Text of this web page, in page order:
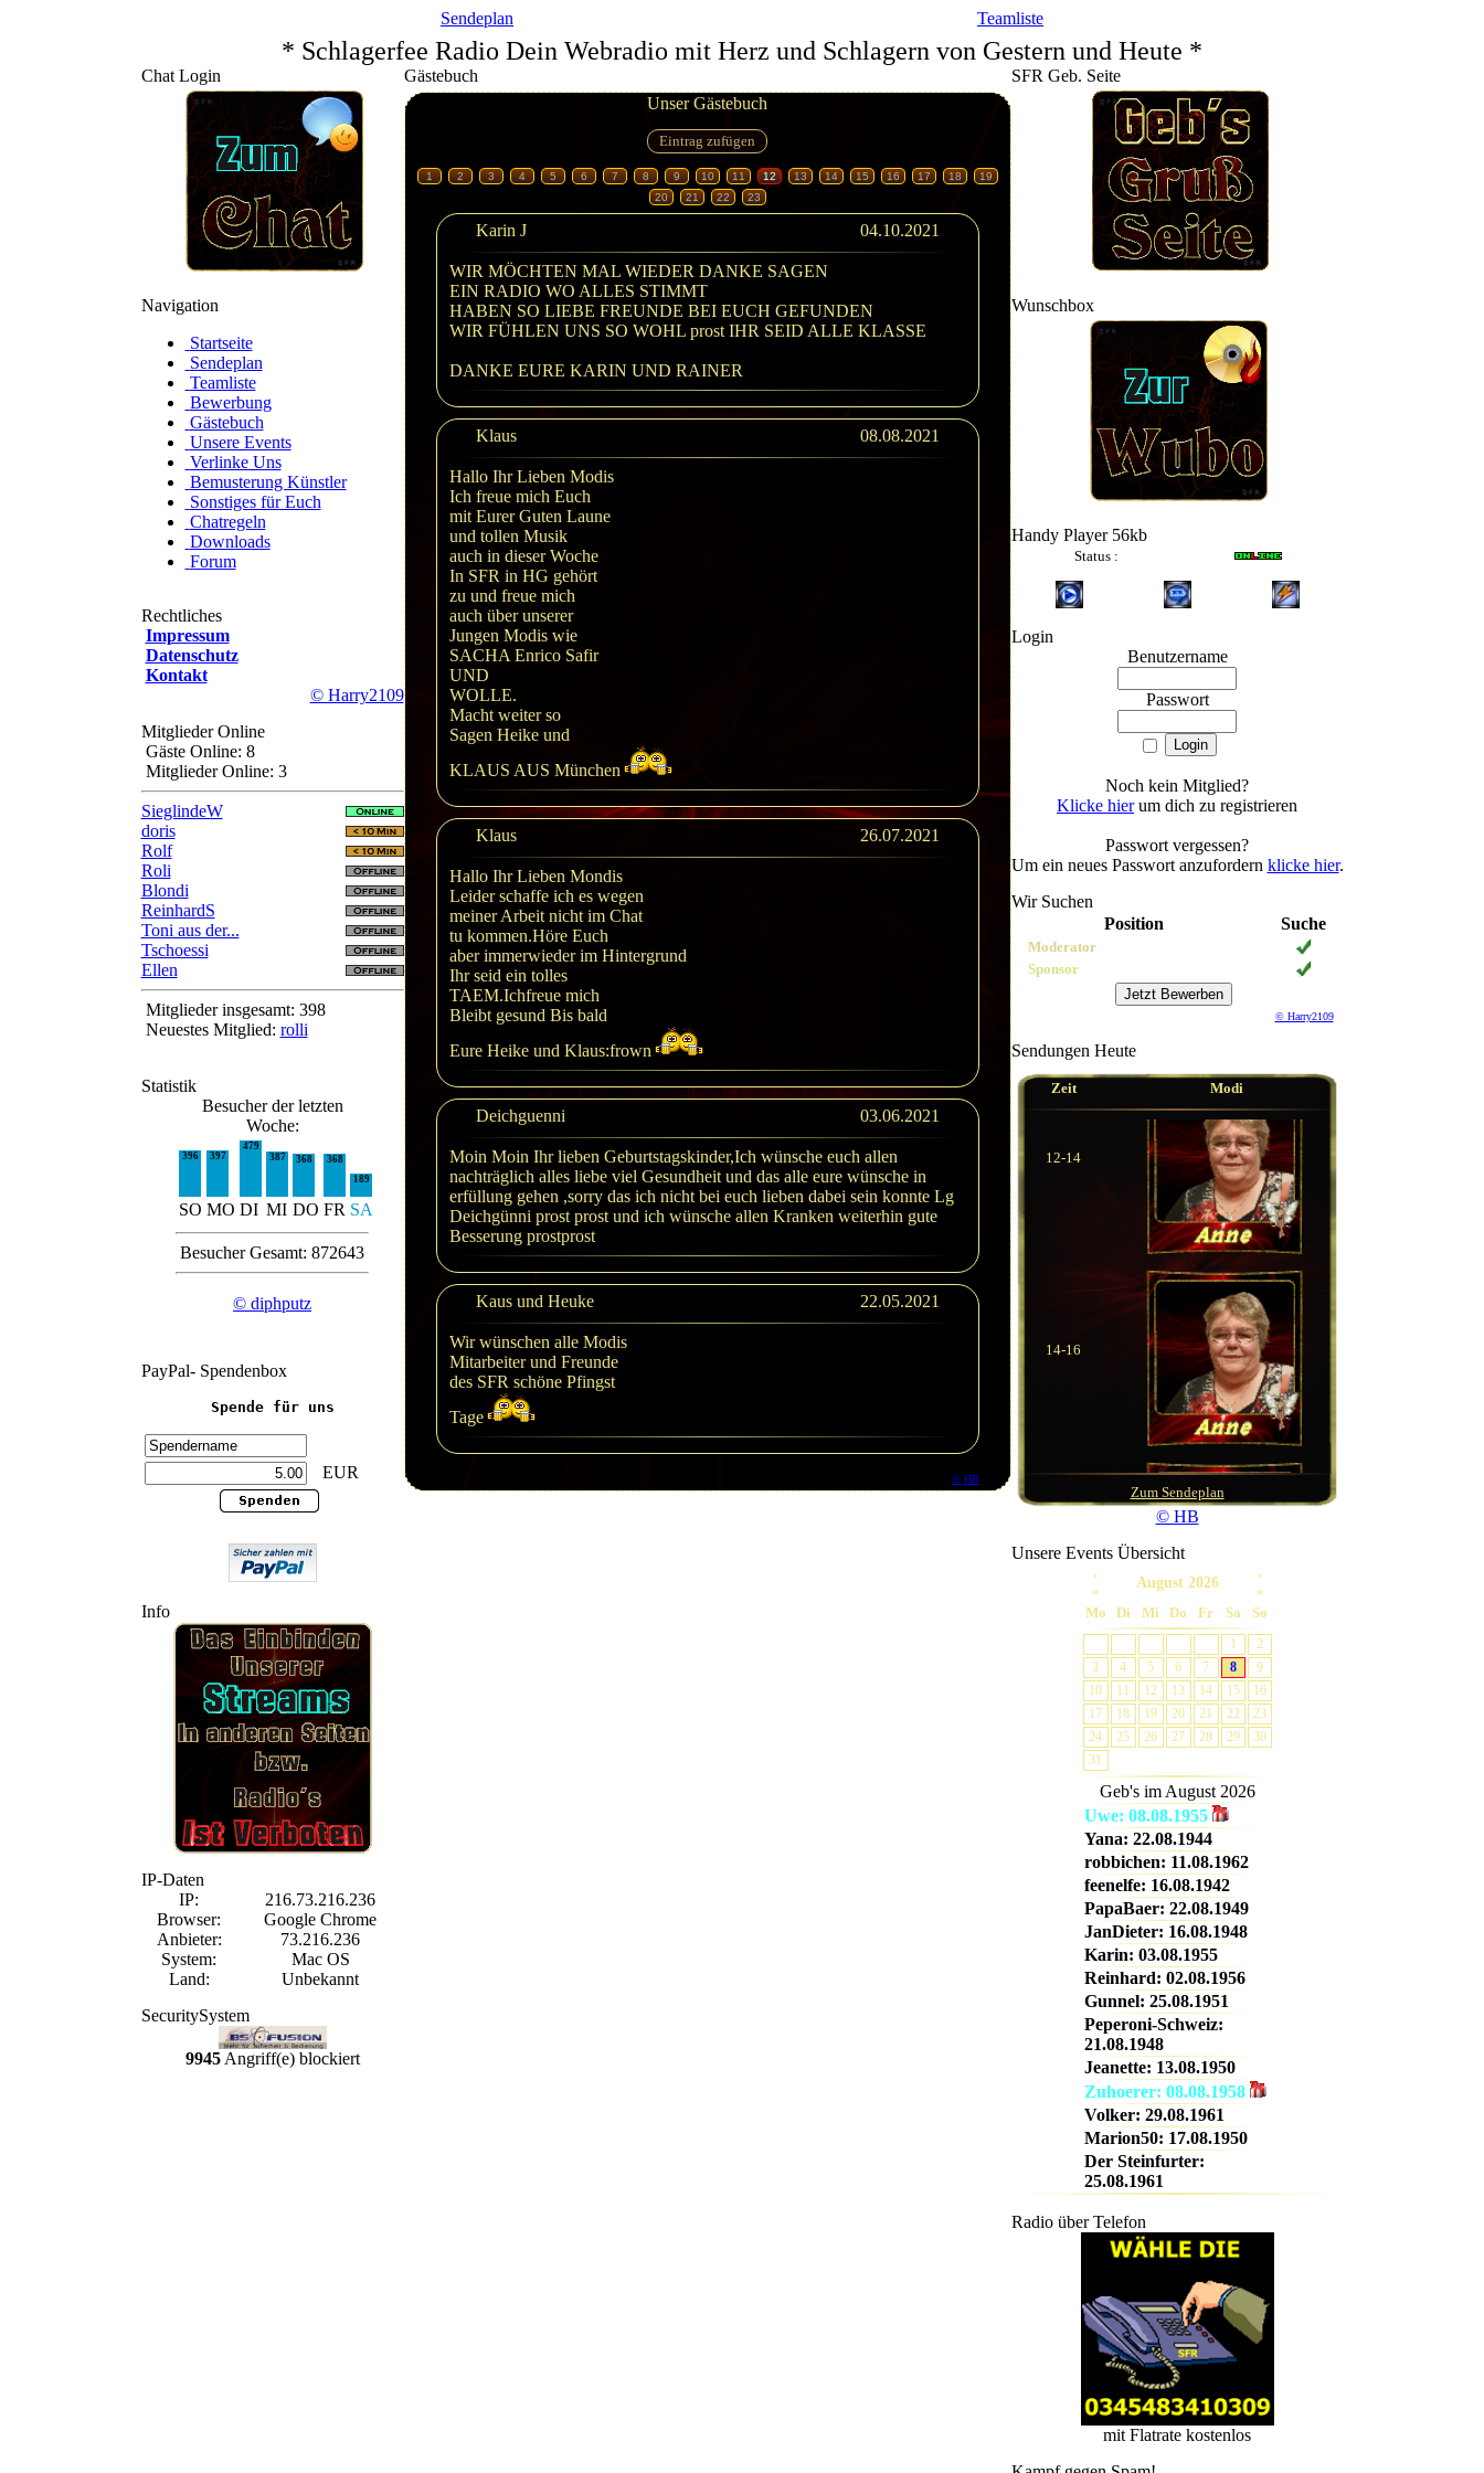
Sendeplan Teamliste
* Schlagerfee Radio Dein Webradio mit Herz und Schlagern von Gestern und Heute *
Chat Login
Navigation
Startseite
Sendeplan
Teamliste
Bewerbung
Gästebuch
Unsere Events
Verlinke Uns
Bemusterung Künstler
Sonstiges für Euch
Chatregeln
Downloads
Forum
Rechtliches
Impressum
Datenschutz
Kontakt
© Harry2109
Mitglieder Online
Gäste Online: 8
Mitglieder Online: 3
SieglindeW
doris
Rolf
Roli
Blondi
ReinhardS
Toni aus der...
Tschoessi
Ellen
Mitglieder insgesamt: 398
Neuestes Mitglied: rolli
Statistik
Besucher der letzten
Woche:
396 397
479
387
368
368
189
SO MO DI MI DO FR SA
Besucher Gesamt: 872643
© diphputz
PayPal- Spendenbox
Spende für uns
EUR
Info
IP-Daten
IP:
216.73.216.236
Browser:
Google Chrome
Anbieter:
73.216.236
System:
Mac OS
Land:
Unbekannt
SecuritySystem
9945Angriff(e) blockiert
Gästebuch
Unser Gästebuch
1 2 3 4 5 6 7 8 9 10 11 12 13 14 15 16 17 18
19
20
21 22 23
Karin J 04.10.2021
WIR MÖCHTEN MAL WIEDER DANKE SAGEN
EIN RADIO WO ALLES STIMMT
HABEN SO LIEBE FREUNDE BEI EUCH GEFUNDEN
WIR FÜHLEN UNS SO WOHL prost IHR SEID ALLE KLASSE
DANKE EURE KARIN UND RAINER
Klaus 08.08.2021
Hallo Ihr Lieben Modis
Ich freue mich Euch
mit Eurer Guten Laune
und tollen Musik
auch in dieser Woche
In SFR in HG gehört
zu und freue mich
auch über unserer
Jungen Modis wie
SACHA Enrico Safir
UND
WOLLE.
Macht weiter so
Sagen Heike und
KLAUS AUS München
Klaus 26.07.2021
Hallo Ihr Lieben Mondis
Leider schaffe ich es wegen
meiner Arbeit nicht im Chat
tu kommen.Höre Euch
aber immerwieder im Hintergrund
Ihr seid ein tolles
TAEM.Ichfreue mich
Bleibt gesund Bis bald
Eure Heike und Klaus:frown
Deichguenni 03.06.2021
Moin Moin Ihr lieben Geburtstagskinder,Ich wünsche euch allen
nachträglich alles liebe viel Gesundheit und das alle eure wünsche in
erfüllung gehen ,sorry das ich nicht bei euch lieben dabei sein konnte Lg
Deichgünni prost prost und ich wünsche allen Kranken weiterhin gute
Besserung prostprost
Kaus und Heuke 22.05.2021
Wir wünschen alle Modis
Mitarbeiter und Freunde
des SFR schöne Pfingst
Tage
© HB
SFR Geb. Seite
Wunschbox
Handy Player 56kb
Status :
Login
Benutzername
Passwort
Noch kein Mitglied?
Klicke hierum dich zu registrieren
Passwort vergessen?
Um ein neues Passwort anzufordern klicke hier.
Wir Suchen
Position
Suche
Moderator
Sponsor
© Harry2109
Sendungen Heute
Zeit Modi
12-14
Zum Sendeplan
© HB
Unsere Events Übersicht
‹
«
August 2026
›
»
Mo Di Mi Do Fr Sa So
1
2
3
4 5 6 7 8
9
10
11 12 13 14 15
16
17
18 19 20 21 22
23
24
25 26 27 28 29
30
31
Geb's im August 2026
Uwe: 08.08.1955
Yana: 22.08.1944
robbichen: 11.08.1962
feenelfe: 16.08.1942
PapaBaer: 22.08.1949
JanDieter: 16.08.1948
Karin: 03.08.1955
Reinhard: 02.08.1956
Gunnel: 25.08.1951
Peperoni-Schweiz:
21.08.1948
Jeanette: 13.08.1950
Zuhoerer: 08.08.1958
Volker: 29.08.1961
Marion50: 17.08.1950
Der Steinfurter:
25.08.1961
Radio über Telefon
mit Flatrate kostenlos